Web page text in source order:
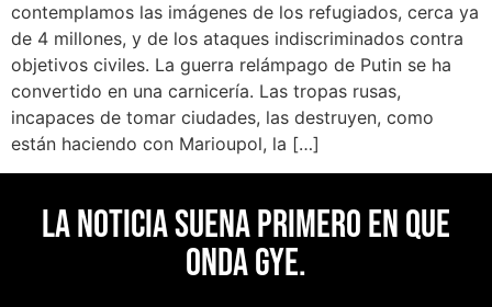
contemplamos las imágenes de los refugiados, cerca ya
de 4 millones, y de los ataques indiscriminados contra
objetivos civiles. La guerra relámpago de Putin se ha
convertido en una carnicería. Las tropas rusas,
incapaces de tomar ciudades, las destruyen, como
están haciendo con Marioupol, la […]
La noticia suena primero en Que
Onda Gye.